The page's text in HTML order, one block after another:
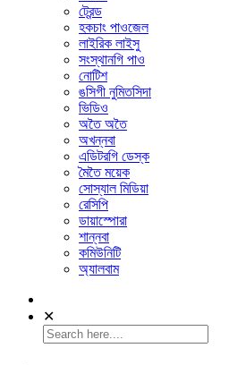
ট্রেন্ড
হকচাং পাওজেল
লাইরিক লাইসু
সংস্থানগি পাও
নোটিশ
ঙসিগী নুমিতসিদা
ভিডিও
অতৈ অতৈ
অখন্নবা
এডিটরগি ডেস্ক
মৈতৈ ময়েক
সোস্যাল মিডিয়া
রেসিপি
ডায়াস্পোরা
শান্নবা
কমিউনিটি
অ্যালবাম
✕